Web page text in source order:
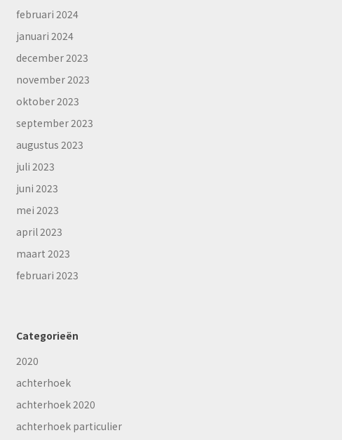
februari 2024
januari 2024
december 2023
november 2023
oktober 2023
september 2023
augustus 2023
juli 2023
juni 2023
mei 2023
april 2023
maart 2023
februari 2023
Categorieën
2020
achterhoek
achterhoek 2020
achterhoek particulier